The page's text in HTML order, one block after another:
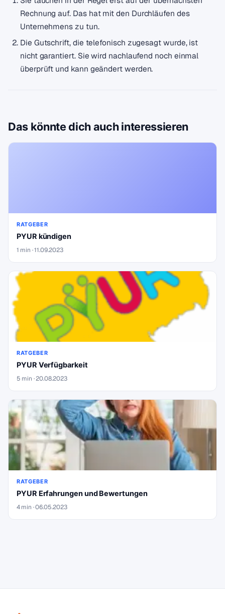
Rechnung auf. Das hat mit den Durchläufen des
Unternehmens zu tun.
Die Gutschrift, die telefonisch zugesagt wurde, ist
nicht garantiert. Sie wird nachlaufend noch einmal
überprüft und kann geändert werden.
Das könnte dich auch interessieren
RATGEBER
PYUR kündigen
1 min · 11.09.2023
RATGEBER
PYUR Verfügbarkeit
5 min · 20.08.2023
RATGEBER
PYUR Erfahrungen und Bewertungen
4 min · 06.05.2023